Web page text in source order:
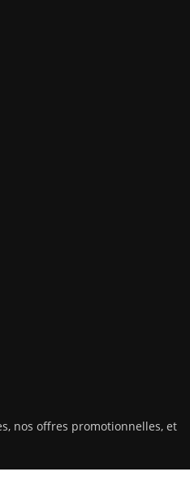
nos offres promotionnelles, et